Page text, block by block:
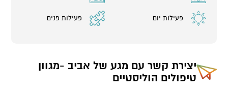
פעילות יום פעילות פנים
יצירת קשר עם מגע של אביב -מגוון
טיפולים הוליסטיים